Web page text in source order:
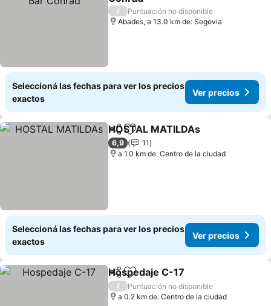
/
Puntuación no disponible
Abades, a 13.0 km de: Segovia
Seleccioná las fechas para ver los precios
exactos
Ver precios
CompartirAñadir a favoritos
HOSTAL MATILDAs
6,9
11
a 1.0 km de: Centro de la ciudad
Seleccioná las fechas para ver los precios
exactos
Ver precios
CompartirAñadir a favoritos
Hospedaje C-17
/
Puntuación no disponible
a 0.2 km de: Centro de la ciudad